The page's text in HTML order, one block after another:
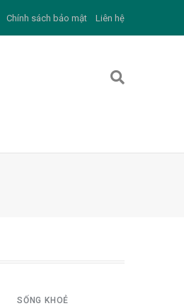
Chính sách bảo mật Liên hệ
SỐNG KHOẺ